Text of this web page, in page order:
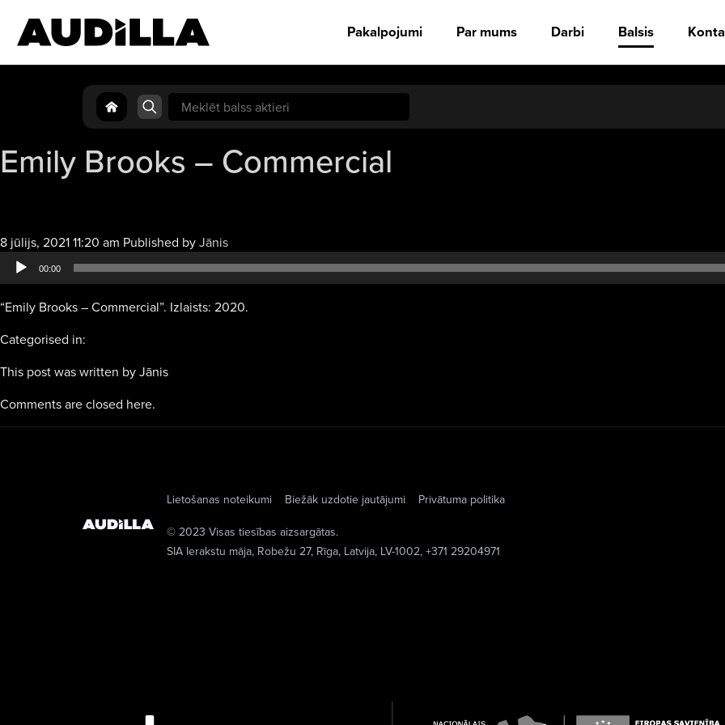
Pakalpojumi Par mums Darbi Balsis
Search
for:
Emily Brooks – Commercial
8 jūlijs, 2021 11:20 am Published byJānisAudio
atskaņotājs
00:00
“Emily Brooks – Commercial”. Izlaists: 2020.
Categorised in:
This post was written by Jānis
Comments are closed here.
Lietošanas noteikumi Biežāk uzdotie jautājumi
Privātuma politika
© 2023 Visas tiesības aizsargātas.
SIA Ierakstu māja, Robežu 27, Rīga, Latvija, LV-1002, +371 29204971